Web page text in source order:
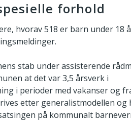
forhold
hvorav 518 er barn under 18
stab under assisterende
at det var 3,5 årsverk i
i perioder med vakanser og
etter generalistmodellen og
på kommunalt